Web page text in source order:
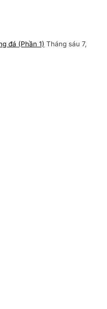
đá (Phần 1) Tháng sáu 7,